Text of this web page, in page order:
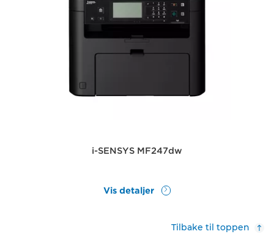
i-SENSYS MF247dw
Vis detaljer
Tilbake til toppen